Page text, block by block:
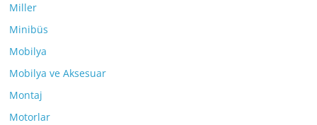
Miller
Minibüs
Mobilya
Mobilya ve Aksesuar
Montaj
Motorlar